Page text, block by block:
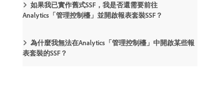
如果我已實作舊式SSF，我是否還需要前往
Analytics「管理控制檯」並開啟報表套裝SSF？
為什麼我無法在Analytics「管理控制檯」中開啟某些報
表套裝的SSF？